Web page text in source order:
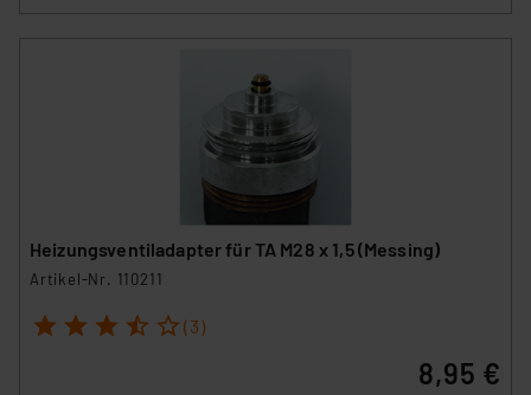
Heizungsventiladapter für TA M28 x 1,5 (Messing)
Artikel-Nr. 110211
1 2 3 4 5 (3)
8,95 €